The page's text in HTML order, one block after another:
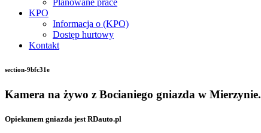
Planowane prace
KPO
Informacja o (KPO)
Dostęp hurtowy
Kontakt
section-9bfc31e
Kamera na żywo z Bocianiego gniazda w Mierzynie.
Opiekunem gniazda jest RDauto.pl